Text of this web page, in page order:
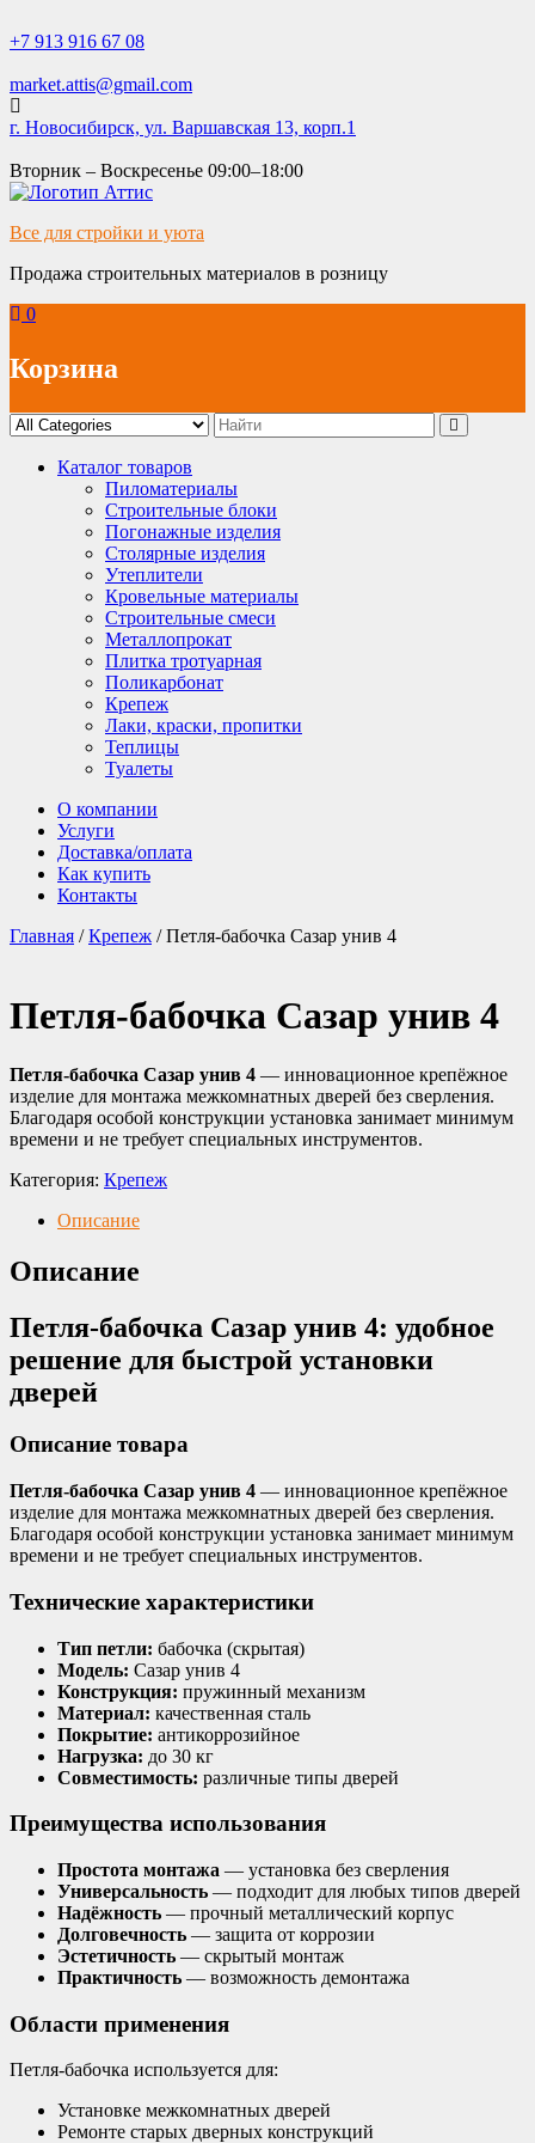
to
+7 913 916 67 08
market.attis@gmail.com
г. Новосибирск, ул. Варшавская 13, корп.1
Вторник – Воскресенье 09:00–18:00
Все для стройки и уюта
Продажа строительных материалов в розницу
0
Корзина
Каталог товаров
Пиломатериалы
Строительные блоки
Погонажные изделия
Столярные изделия
Утеплители
Кровельные материалы
Строительные смеси
Металлопрокат
Плитка тротуарная
Поликарбонат
Крепеж
Лаки, краски, пропитки
Теплицы
Туалеты
О компании
Услуги
Доставка/оплата
Как купить
Контакты
Главная /Крепеж / Петля-бабочка Сазар унив 4
Петля-бабочка Сазар унив 4
Петля-бабочка Сазар унив 4 — инновационное крепёжное
изделие для монтажа межкомнатных дверей без сверления.
Благодаря особой конструкции установка занимает минимум
времени и не требует специальных инструментов.
Категория: Крепеж
Описание
Описание
Петля-бабочка Сазар унив 4: удобное
решение для быстрой установки
дверей
Описание товара
Петля-бабочка Сазар унив 4 — инновационное крепёжное
изделие для монтажа межкомнатных дверей без сверления.
Благодаря особой конструкции установка занимает минимум
времени и не требует специальных инструментов.
Технические характеристики
Тип петли: бабочка (скрытая)
Модель: Сазар унив 4
Конструкция: пружинный механизм
Материал: качественная сталь
Покрытие: антикоррозийное
Нагрузка: до 30 кг
Совместимость: различные типы дверей
Преимущества использования
Простота монтажа — установка без сверления
Универсальность — подходит для любых типов дверей
Надёжность — прочный металлический корпус
Долговечность — защита от коррозии
Эстетичность — скрытый монтаж
Практичность — возможность демонтажа
Области применения
Петля-бабочка используется для:
Установке межкомнатных дверей
Ремонте старых дверных конструкций